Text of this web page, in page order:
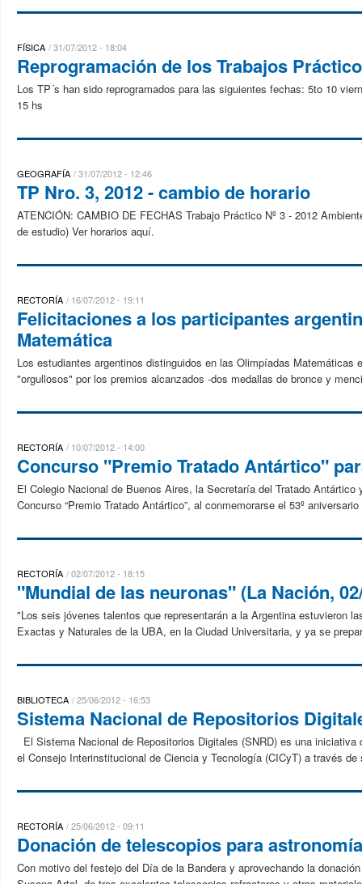
FÍSICA 31/07/2012 - 18:04
Reprogramación de los Trabajos
Los TP´s han sido reprogramados para las siguientes fechas: 5to 10
15 hs
GEOGRAFÍA 31/07/2012 - 12:46
TP Nro. 3, 2012 - cambio de horario
ATENCIÓN: CAMBIO DE FECHAS Trabajo Práctico Nº 3 - 2012
de estudio) Ver horarios aquí.
RECTORÍA 16/07/2012 - 19:11
Felicitaciones a los participantes
Matemática
Los estudiantes argentinos distinguidos en las Olimpíadas
"orgullosos" por los premios alcanzados -dos medallas de bronce y
RECTORÍA 10/07/2012 - 14:00
Concurso "Premio Tratado Antártico"
El Colegio Nacional de Buenos Aires, la Secretaría del Tratado
Concurso “Premio Tratado Antártico”, al conmemorarse el 53º
RECTORÍA 02/07/2012 - 18:15
"Mundial de las neuronas" (La Nación,
"Los seis jóvenes talentos que representarán a la Argentina estuvieron
Exactas y Naturales de la UBA, en la Ciudad Universitaria, y ya se
BIBLIOTECA 25/06/2012 - 16:53
Sistema Nacional de Repositorios
El Sistema Nacional de Repositorios Digitales (SNRD) es una
el Consejo Interinstitucional de Ciencia y Tecnología (CICyT) a través
RECTORÍA 25/06/2012 - 09:11
Donación de telescopios para astronomía
Con motivo del festejo del Día de la Bandera y aprovechando la